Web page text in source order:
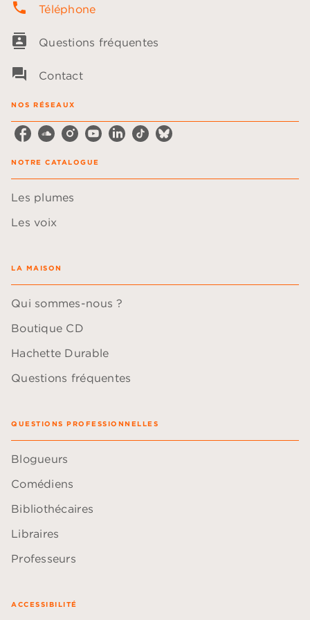
phone Téléphone
contacts Questions fréquentes
question_answer Contact
NOS RÉSEAUX
NOTRE CATALOGUE
Les plumes
Les voix
LA MAISON
Qui sommes-nous ?
Boutique CD
Hachette Durable
Questions fréquentes
QUESTIONS PROFESSIONNELLES
Blogueurs
Comédiens
Bibliothécaires
Libraires
Professeurs
ACCESSIBILITÉ